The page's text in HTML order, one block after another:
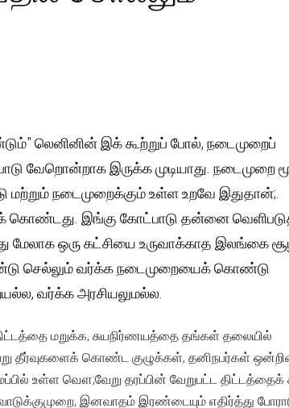
லெனினின் இக் கூற்றுப் போல், நடைமுறைப்
வேறொன்றாக இருக்க முடியாது. நடைமுறை
மற்றும் நடைமுறைக்கும் உள்ள உறவே இதுதான்;.
கொண்டது. இங்கு கோட்பாடு தன்னை
மேலாக ஒரு கட்சியை உருவாக்காத இலங்கை
செல்லும் வர்க்க நடைமுறையைக் கொண்டு
வர்க்க அரசியலுமல்ல.
மறுக்க, சுயநிர்ணயத்தை தங்கள் தலையில்
தீர்வுகளைக் கொண்ட குழுக்கள், தனிநபர்கள்
உள்ள வௌ;வேறு தரப்பின் வேறுபட்ட திட்டத்தைக்
இனவாதம் இரண்டையும் எதிர்த்து